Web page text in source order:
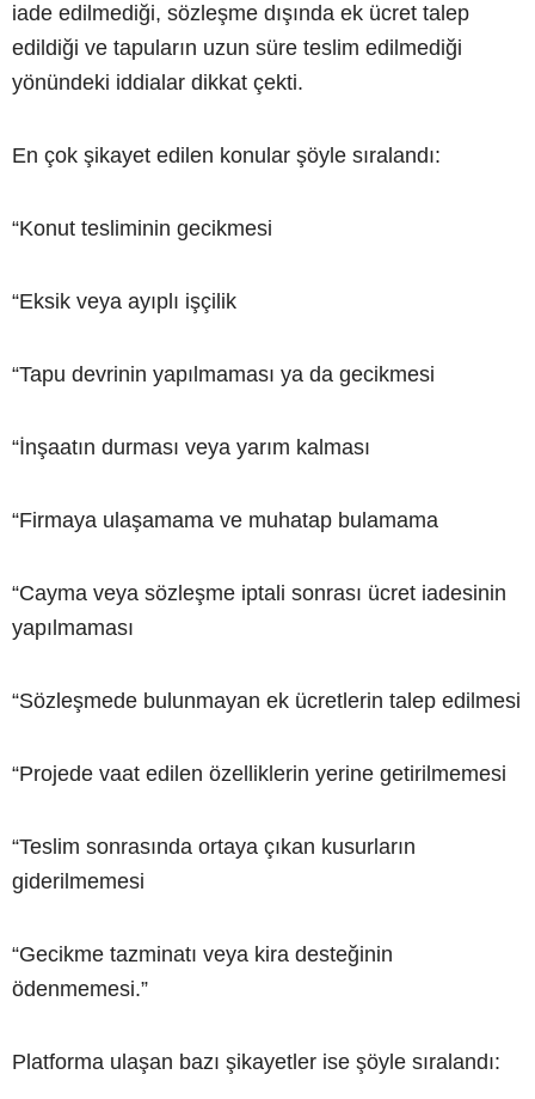
iade edilmediği, sözleşme dışında ek ücret talep
edildiği ve tapuların uzun süre teslim edilmediği
yönündeki iddialar dikkat çekti.
En çok şikayet edilen konular şöyle sıralandı:
“Konut tesliminin gecikmesi
“Eksik veya ayıplı işçilik
“Tapu devrinin yapılmaması ya da gecikmesi
“İnşaatın durması veya yarım kalması
“Firmaya ulaşamama ve muhatap bulamama
“Cayma veya sözleşme iptali sonrası ücret iadesinin
yapılmaması
“Sözleşmede bulunmayan ek ücretlerin talep edilmesi
“Projede vaat edilen özelliklerin yerine getirilmemesi
“Teslim sonrasında ortaya çıkan kusurların
giderilmemesi
“Gecikme tazminatı veya kira desteğinin
ödenmemesi.”
Platforma ulaşan bazı şikayetler ise şöyle sıralandı: